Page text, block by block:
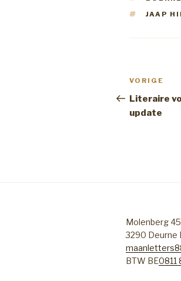
TAGS
JAAP
Bericht
Vorig
bericht
VORIGE
Literaire
update
Molenberg 45
3290 Deurne
BTW BE0811